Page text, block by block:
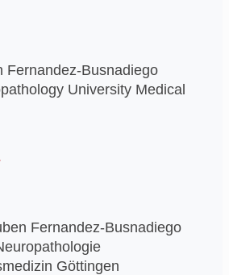
Fernandez-Busnadiego
Göttingen